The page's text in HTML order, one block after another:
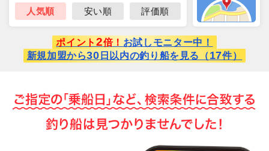
人気順
安い順 評価順
ポイント 2倍！ お試しモニター中！
新規加盟から30 日以内の釣り船を見る（17件）